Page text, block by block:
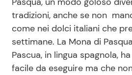
Seguici
tradizioni, anche se non
come nei dolci italiani che
settimane. La Mona di
Pascua, in lingua spagnola,
facile da eseguire ma che